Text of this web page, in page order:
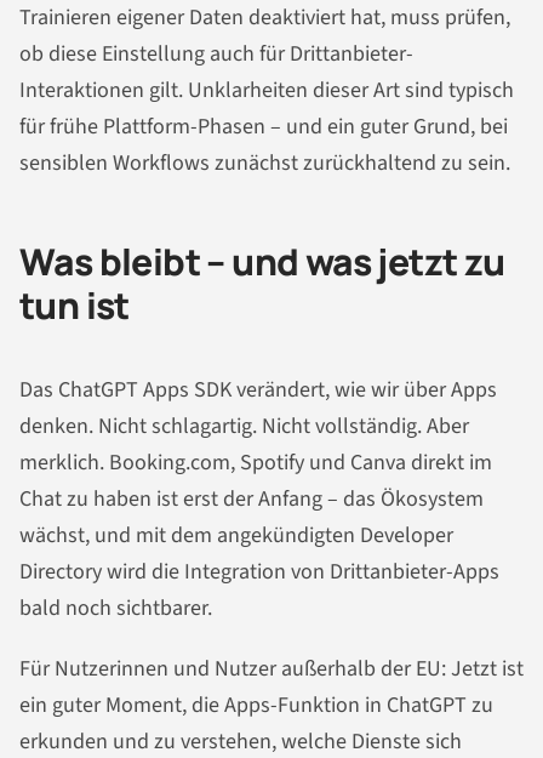
Trainieren eigener Daten deaktiviert hat, muss prüfen,
ob diese Einstellung auch für Drittanbieter-
Interaktionen gilt. Unklarheiten dieser Art sind typisch
für frühe Plattform-Phasen – und ein guter Grund, bei
sensiblen Workflows zunächst zurückhaltend zu sein.
Was bleibt – und was jetzt zu
tun ist
Das ChatGPT Apps SDK verändert, wie wir über Apps
denken. Nicht schlagartig. Nicht vollständig. Aber
merklich. Booking.com, Spotify und Canva direkt im
Chat zu haben ist erst der Anfang – das Ökosystem
wächst, und mit dem angekündigten Developer
Directory wird die Integration von Drittanbieter-Apps
bald noch sichtbarer.
Für Nutzerinnen und Nutzer außerhalb der EU: Jetzt ist
ein guter Moment, die Apps-Funktion in ChatGPT zu
erkunden und zu verstehen, welche Dienste sich